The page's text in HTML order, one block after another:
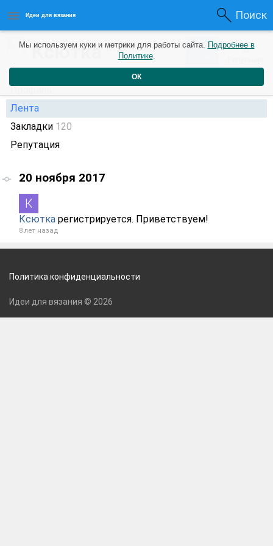
Идеи для вязания Поиск
Ксютка8 лет назад 0 0
Профиль
Лента
Закладки 120
Репутация
20 ноября 2017
Ксютка регистрируется. Приветствуем!
8 лет назад
Мы используем куки и метрики для работы сайта. Подробнее в
Политике.
ОК
Политика конфиденциальности
Идеи для вязания © 2026